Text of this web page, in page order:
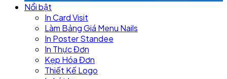
Nổi bật
In Card Visit
Làm Bảng Giá Menu Nails
In Poster Standee
In Thực Đơn
Kẹp Hóa Đơn
Thiết Kế Logo